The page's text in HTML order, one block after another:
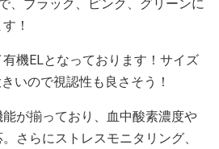
、ブラック、ピンク、グリーンに
！
機ELとなっております！サイズ
いので視認性も良さそう！
が揃っており、血中酸素濃度や
さらにストレスモニタリング、